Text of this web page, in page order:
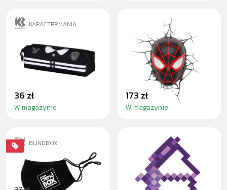
KARACTERMANIA
PENCIL CASE
36 zł
W magazynie
SPIDER-MAN
MILES MORALES
3D DECO LIGHT
173 zł
W magazynie
BLINDBOX
CLOTH FACE
MASK BLINDBOX
MINECRAFT BOW
& ARROW